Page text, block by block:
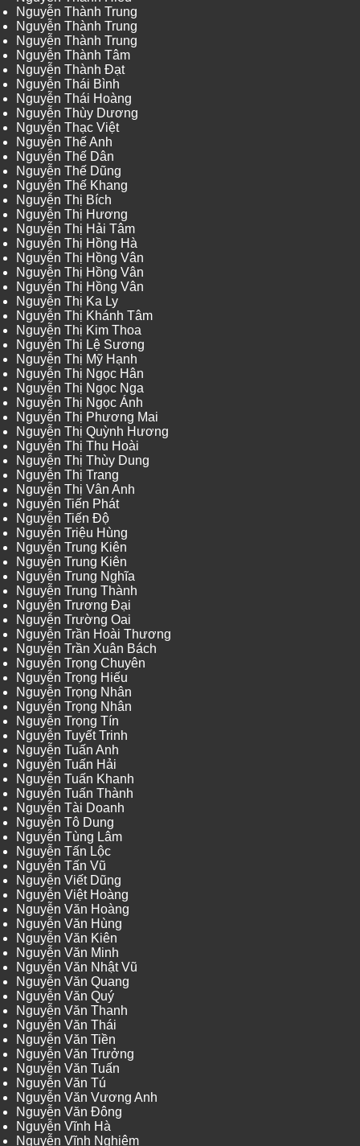
Nguyễn Thành Trung
Nguyễn Thành Trung
Nguyễn Thành Trung
Nguyễn Thành Tâm
Nguyễn Thành Đạt
Nguyễn Thái Bình
Nguyễn Thái Hoàng
Nguyễn Thùy Dương
Nguyễn Thạc Việt
Nguyễn Thế Anh
Nguyễn Thế Dân
Nguyễn Thế Dũng
Nguyễn Thế Khang
Nguyễn Thị Bích
Nguyễn Thị Hương
Nguyễn Thị Hải Tâm
Nguyễn Thị Hồng Hà
Nguyễn Thị Hồng Vân
Nguyễn Thị Hồng Vân
Nguyễn Thị Hồng Vân
Nguyễn Thị Ka Ly
Nguyễn Thị Khánh Tâm
Nguyễn Thị Kim Thoa
Nguyễn Thị Lệ Sương
Nguyễn Thị Mỹ Hạnh
Nguyễn Thị Ngọc Hân
Nguyễn Thị Ngọc Nga
Nguyễn Thị Ngọc Ánh
Nguyễn Thị Phương Mai
Nguyễn Thị Quỳnh Hương
Nguyễn Thị Thu Hoài
Nguyễn Thị Thùy Dung
Nguyễn Thị Trang
Nguyễn Thị Vân Anh
Nguyễn Tiến Phát
Nguyễn Tiến Độ
Nguyễn Triệu Hùng
Nguyễn Trung Kiên
Nguyễn Trung Kiên
Nguyễn Trung Nghĩa
Nguyễn Trung Thành
Nguyễn Trương Đại
Nguyễn Trường Oai
Nguyễn Trần Hoài Thương
Nguyễn Trần Xuân Bách
Nguyễn Trọng Chuyên
Nguyễn Trọng Hiếu
Nguyễn Trọng Nhân
Nguyễn Trọng Nhân
Nguyễn Trọng Tín
Nguyễn Tuyết Trinh
Nguyễn Tuấn Anh
Nguyễn Tuấn Hải
Nguyễn Tuấn Khanh
Nguyễn Tuấn Thành
Nguyễn Tài Doanh
Nguyễn Tô Dung
Nguyễn Tùng Lâm
Nguyễn Tấn Lộc
Nguyễn Tấn Vũ
Nguyễn Viết Dũng
Nguyễn Việt Hoàng
Nguyễn Văn Hoàng
Nguyễn Văn Hùng
Nguyễn Văn Kiên
Nguyễn Văn Minh
Nguyễn Văn Nhật Vũ
Nguyễn Văn Quang
Nguyễn Văn Quý
Nguyễn Văn Thanh
Nguyễn Văn Thái
Nguyễn Văn Tiền
Nguyễn Văn Trưởng
Nguyễn Văn Tuấn
Nguyễn Văn Tú
Nguyễn Văn Vương Anh
Nguyễn Văn Đông
Nguyễn Vĩnh Hà
Nguyễn Vĩnh Nghiêm